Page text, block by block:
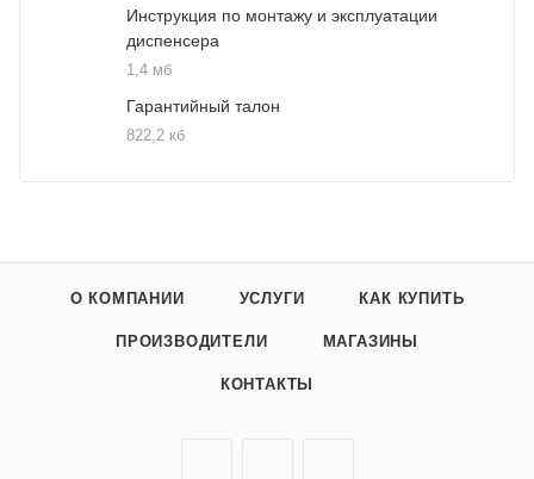
Инструкция по монтажу и эксплуатации
диспенсера
1,4 мб
Гарантийный талон
822,2 кб
О КОМПАНИИ УСЛУГИ КАК КУПИТЬ
ПРОИЗВОДИТЕЛИ МАГАЗИНЫ
КОНТАКТЫ